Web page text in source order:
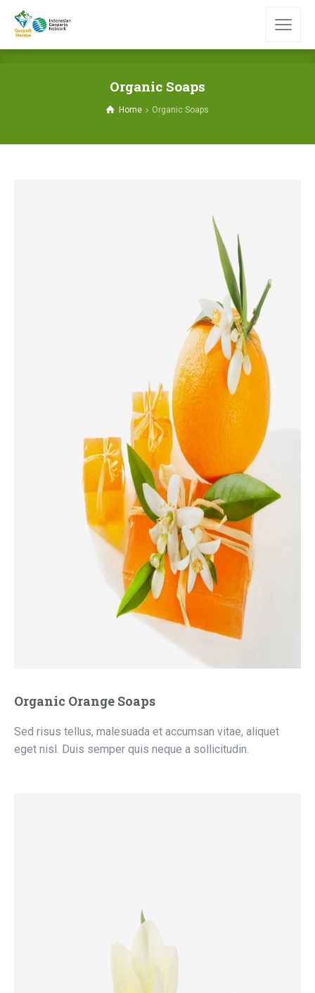
Organic Soaps
Home Organic Soaps
Organic Orange Soaps
Sed risus tellus, malesuada et accumsan vitae, aliquet
eget nisl. Duis semper quis neque a sollicitudin.